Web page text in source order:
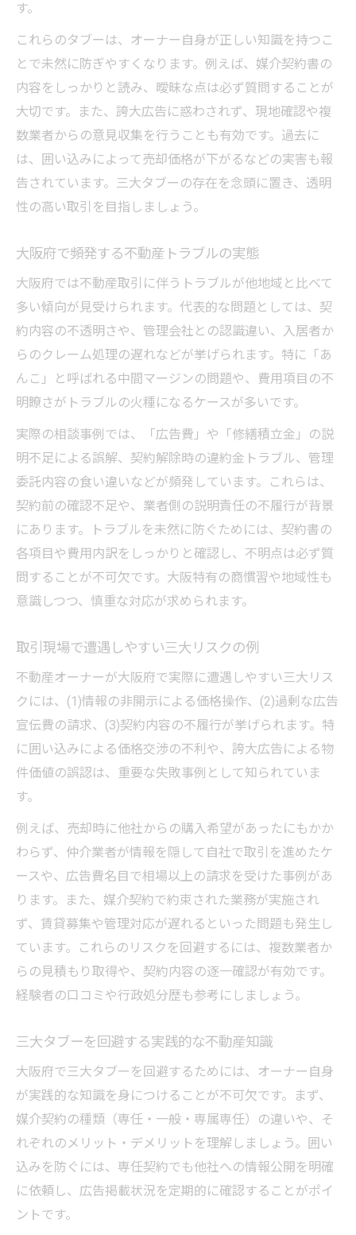
す。
これらのタブーは、オーナー自身が正しい知識を持つこ
とで未然に防ぎやすくなります。例えば、媒介契約書の
内容をしっかりと読み、曖昧な点は必ず質問することが
大切です。また、誇大広告に惑わされず、現地確認や複
数業者からの意見収集を行うことも有効です。過去に
は、囲い込みによって売却価格が下がるなどの実害も報
告されています。三大タブーの存在を念頭に置き、透明
性の高い取引を目指しましょう。
大阪府で頻発する不動産トラブルの実態
大阪府では不動産取引に伴うトラブルが他地域と比べて
多い傾向が見受けられます。代表的な問題としては、契
約内容の不透明さや、管理会社との認識違い、入居者か
らのクレーム処理の遅れなどが挙げられます。特に「あ
んこ」と呼ばれる中間マージンの問題や、費用項目の不
明瞭さがトラブルの火種になるケースが多いです。
実際の相談事例では、「広告費」や「修繕積立金」の説
明不足による誤解、契約解除時の違約金トラブル、管理
委託内容の食い違いなどが頻発しています。これらは、
契約前の確認不足や、業者側の説明責任の不履行が背景
にあります。トラブルを未然に防ぐためには、契約書の
各項目や費用内訳をしっかりと確認し、不明点は必ず質
問することが不可欠です。大阪特有の商慣習や地域性も
意識しつつ、慎重な対応が求められます。
取引現場で遭遇しやすい三大リスクの例
不動産オーナーが大阪府で実際に遭遇しやすい三大リス
クには、(1)情報の非開示による価格操作、(2)過剰な広告
宣伝費の請求、(3)契約内容の不履行が挙げられます。特
に囲い込みによる価格交渉の不利や、誇大広告による物
件価値の誤認は、重要な失敗事例として知られていま
す。
例えば、売却時に他社からの購入希望があったにもかか
わらず、仲介業者が情報を隠して自社で取引を進めたケ
ースや、広告費名目で相場以上の請求を受けた事例があ
ります。また、媒介契約で約束された業務が実施され
ず、賃貸募集や管理対応が遅れるといった問題も発生し
ています。これらのリスクを回避するには、複数業者か
らの見積もり取得や、契約内容の逐一確認が有効です。
経験者の口コミや行政処分歴も参考にしましょう。
三大タブーを回避する実践的な不動産知識
大阪府で三大タブーを回避するためには、オーナー自身
が実践的な知識を身につけることが不可欠です。まず、
媒介契約の種類（専任・一般・専属専任）の違いや、そ
れぞれのメリット・デメリットを理解しましょう。囲い
込みを防ぐには、専任契約でも他社への情報公開を明確
に依頼し、広告掲載状況を定期的に確認することがポイ
ントです。